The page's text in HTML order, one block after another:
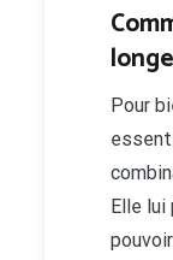
Pour
Elle